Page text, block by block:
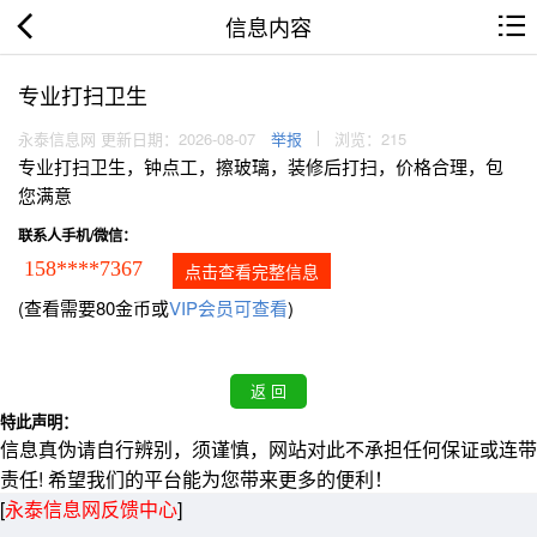
信息内容
专业打扫卫生
永泰信息网 更新日期：2026-08-07 举报 浏览：215
专业打扫卫生，钟点工，擦玻璃，装修后打扫，价格合理，包
您满意
联系人手机/微信：
158****7367 点击查看完整信息
(查看需要80金币或VIP会员可查看)
特此声明：
信息真伪请自行辨别，须谨慎，网站对此不承担任何保证或连带
责任! 希望我们的平台能为您带来更多的便利！
[永泰信息网反馈中心]